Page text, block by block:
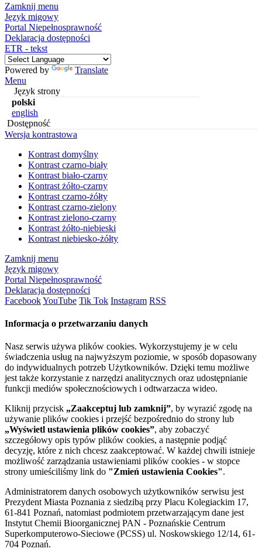
Zamknij menu
Język migowy
Portal Niepełnosprawność
Deklaracja dostępności
ETR - tekst
Powered by
Translate
Menu
Język strony
polski
english
Dostępność
Wersja kontrastowa
Kontrast domyślny
Kontrast czarno-biały
Kontrast biało-czarny
Kontrast żółto-czarny
Kontrast czarno-żółty
Kontrast czarno-zielony
Kontrast zielono-czarny
Kontrast żółto-niebieski
Kontrast niebiesko-żółty
Zamknij menu
Język migowy
Portal Niepełnosprawność
Deklaracja dostępności
FacebookYouTube Tik Tok Instagram RSS
Informacja o przetwarzaniu danych
Nasz serwis używa plików cookies. Wykorzystujemy je w celu
świadczenia usług na najwyższym poziomie, w sposób dopasowany
do indywidualnych potrzeb Użytkowników. Dzięki temu możliwe
jest także korzystanie z narzędzi analitycznych oraz udostępnianie
funkcji mediów społecznościowych i odtwarzacza wideo.
Kliknij przycisk „Zaakceptuj lub zamknij”, by wyrazić zgodę na
używanie plików cookies i przejść bezpośrednio do strony lub
„Wyświetl ustawienia plików cookies”, aby zobaczyć
szczegółowy opis typów plików cookies, a następnie podjąć
decyzję, które z nich chcesz zaakceptować. W każdej chwili istnieje
możliwość zarządzania ustawieniami plików cookies - w stopce
strony umieściliśmy link do "Zmień ustawienia Cookies".
Administratorem danych osobowych użytkowników serwisu jest
Prezydent Miasta Poznania z siedzibą przy Placu Kolegiackim 17,
61-841 Poznań, natomiast podmiotem przetwarzającym dane jest
Instytut Chemii Bioorganicznej PAN - Poznańskie Centrum
Superkomputerowo-Sieciowe (PCSS) ul. Noskowskiego 12/14, 61-
704 Poznań.